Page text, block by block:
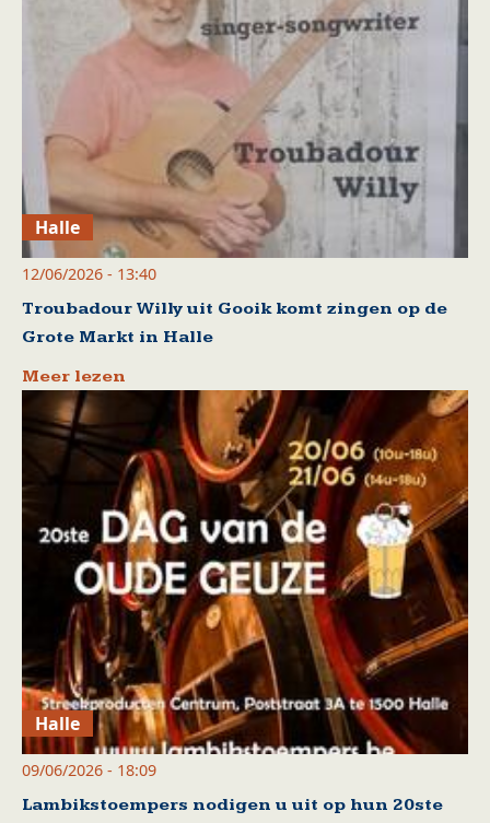
Halle
12/06/2026 - 13:40
Troubadour Willy uit Gooik komt zingen op de
Grote Markt in Halle
Meer lezen
Halle
09/06/2026 - 18:09
Lambikstoempers nodigen u uit op hun 20ste